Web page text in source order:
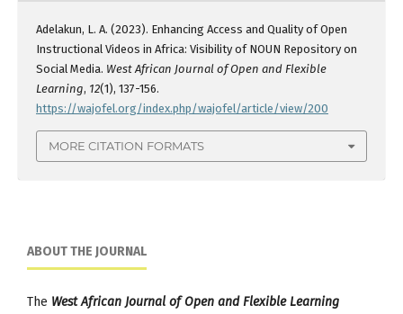
Adelakun, L. A. (2023). Enhancing Access and Quality of Open
Instructional Videos in Africa: Visibility of NOUN Repository on
Social Media. West African Journal of Open and Flexible
Learning, 12(1), 137-156.
https://wajofel.org/index.php/wajofel/article/view/200
MORE CITATION FORMATS
ABOUT THE JOURNAL
The West African Journal of Open and Flexible Learning